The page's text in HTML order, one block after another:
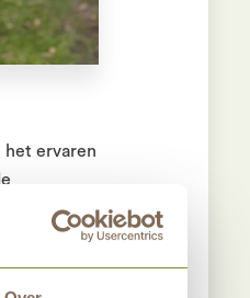
het ervaren
het veld.
met